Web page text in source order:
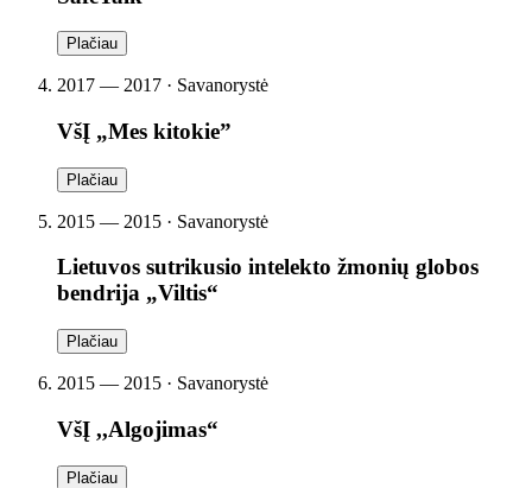
Plačiau
2017 — 2017 · Savanorystė
VšĮ „Mes kitokie”
Plačiau
2015 — 2015 · Savanorystė
Lietuvos sutrikusio intelekto žmonių globos
bendrija „Viltis“
Plačiau
2015 — 2015 · Savanorystė
VšĮ ,,Algojimas“
Plačiau